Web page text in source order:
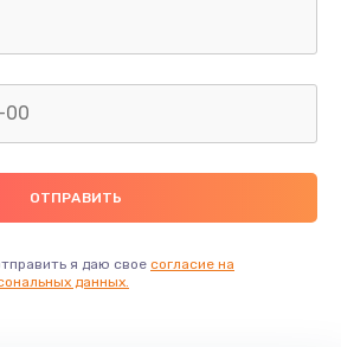
капиллярной трубки
400 руб.
Заказать
я даю свое согласие на
данных.